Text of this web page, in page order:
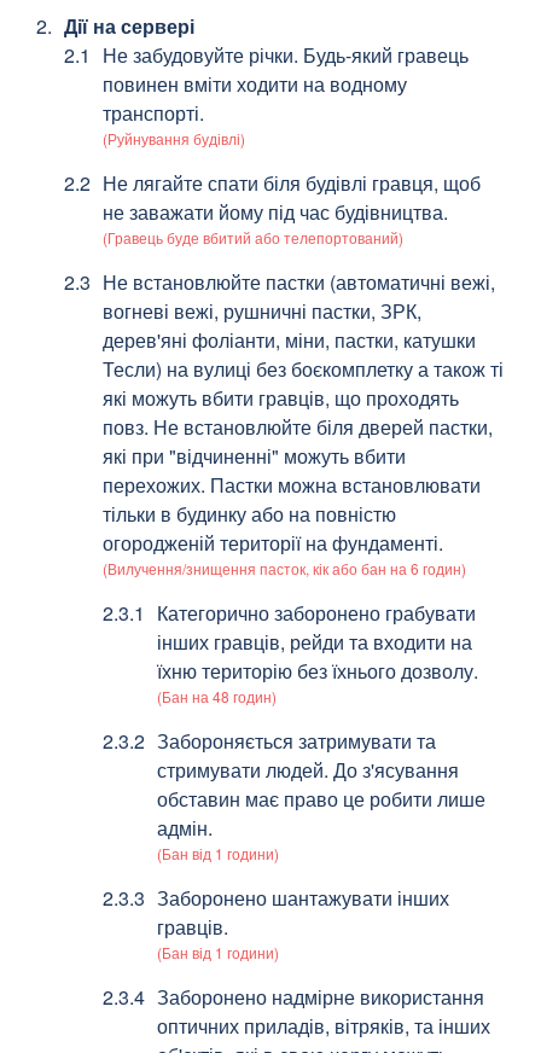
Дії на сервері
Не забудовуйте річки. Будь-який гравець
повинен вміти ходити на водному
транспорті.
(Руйнування будівлі)
Не лягайте спати біля будівлі гравця, щоб
не заважати йому під час будівництва.
(Гравець буде вбитий або телепортований)
Не встановлюйте пастки (автоматичні вежі,
вогневі вежі, рушничні пастки, ЗРК,
дерев'яні фоліанти, міни, пастки, катушки
Тесли) на вулиці без боєкомплетку а також ті
які можуть вбити гравців, що проходять
повз. Не встановлюйте біля дверей пастки,
які при "відчиненні" можуть вбити
перехожих. Пастки можна встановлювати
тільки в будинку або на повністю
огородженій території на фундаменті.
(Вилучення/знищення пасток, кік або бан на 6 годин)
Категорично заборонено грабувати
інших гравців, рейди та входити на
їхню територію без їхнього дозволу.
(Бан на 48 годин)
Забороняється затримувати та
стримувати людей. До з'ясування
обставин має право це робити лише
адмін.
(Бан від 1 години)
Заборонено шантажувати інших
гравців.
(Бан від 1 години)
Заборонено надмірне використання
оптичних приладів, вітряків, та інших